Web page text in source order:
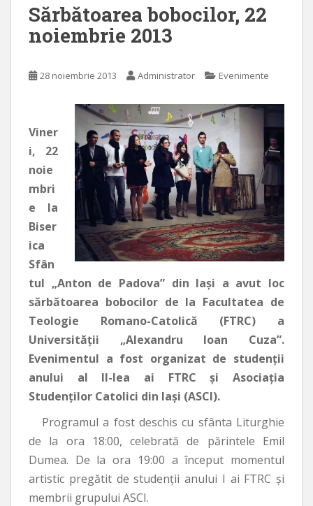
Sărbătoarea bobocilor, 22
noiembrie 2013
28 noiembrie 2013 Administrator Evenimente
Viner
i, 22
noie
mbri
e la
Biser
ica
Sfân
tul „Anton de Padova” din Iași a avut loc
sărbătoarea bobocilor de la Facultatea de
Teologie Romano-Catolică (FTRC) a
Universității „Alexandru Ioan Cuza”.
Evenimentul a fost organizat de studenții
anului al II-lea ai FTRC și Asociația
Studenților Catolici din Iași (ASCI).
Programul a fost deschis cu sfânta Liturghie
de la ora 18:00, celebrată de părintele Emil
Dumea. De la ora 19:00 a început momentul
artistic pregătit de studenții anului I ai FTRC și
membrii grupului ASCI.